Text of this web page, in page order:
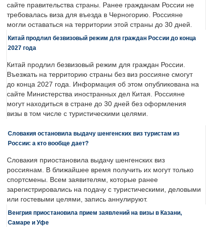
сайте правительства страны. Ранее гражданам России не
требовалась виза для въезда в Черногорию. Россияне
могли оставаться на территории этой страны до 30 дней.
Китай продлил безвизовый режим для граждан России до конца
2027 года
Китай продлил безвизовый режим для граждан России.
Въезжать на территорию страны без виз россияне смогут
до конца 2027 года. Информация об этом опубликована на
сайте Министерства иностранных дел Китая. Россияне
могут находиться в стране до 30 дней без оформления
визы в том числе с туристическими целями.
Словакия остановила выдачу шенгенских виз туристам из
России: а кто вообще дает?
Словакия приостановила выдачу шенгенских виз
россиянам. В ближайшее время получить их могут только
спортсмены. Всем заявителям, которые ранее
зарегистрировались на подачу с туристическими, деловыми
или гостевыми целями, запись аннулируют.
Венгрия приостановила прием заявлений на визы в Казани,
Самаре и Уфе